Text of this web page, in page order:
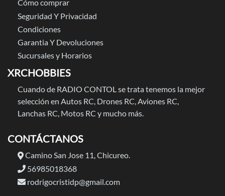
Cómo comprar
Seguridad Y Privacidad
Condiciones
Garantia Y Devoluciones
Sucursales y Horarios
XRCHOBBIES
Cuando de RADIO CONTOL se trata tenemos la mejor
selección en Autos RC, Drones RC, Aviones RC,
Lanchas RC, Motos RC y mucho más.
CONTÁCTANOS
Camino San Jose 11, Chicureo.
56985018368
rodrigocristidp@gmail.com